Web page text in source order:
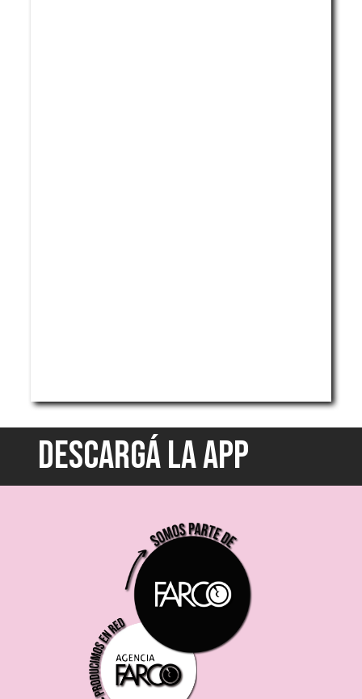
DESCARGÁ LA APP